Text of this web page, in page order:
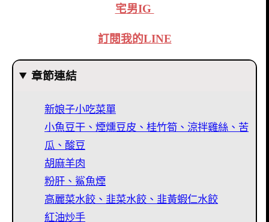
宅男IG
訂閱我的LINE
章節連結
新娘子小吃菜單
小魚豆干、煙燻豆皮、桂竹筍、涼拌雞絲、苦
瓜、酸豆
胡麻羊肉
粉肝、鯊魚煙
高麗菜水餃、韭菜水餃、韭黃蝦仁水餃
紅油炒手